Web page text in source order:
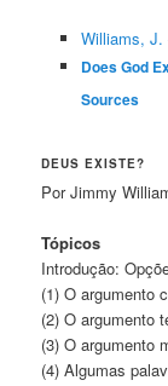
Williams, J.
Does God
Sources
DEUS EXISTE?
Por Jimmy
Tópicos
Introdução:
(1) O argumento
(2) O argumento
(3) O argumento
(4) Algumas